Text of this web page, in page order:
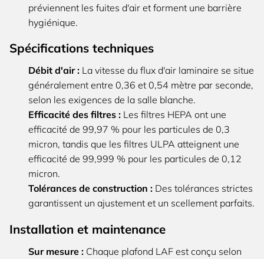
préviennent les fuites d'air et forment une barrière
hygiénique.
Spécifications techniques
Débit d'air : La vitesse du flux d'air laminaire se situe
généralement entre 0,36 et 0,54 mètre par seconde,
selon les exigences de la salle blanche.
Efficacité des filtres : Les filtres HEPA ont une
efficacité de 99,97 % pour les particules de 0,3
micron, tandis que les filtres ULPA atteignent une
efficacité de 99,999 % pour les particules de 0,12
micron.
Tolérances de construction : Des tolérances strictes
garantissent un ajustement et un scellement parfaits.
Installation et maintenance
Sur mesure : Chaque plafond LAF est conçu selon